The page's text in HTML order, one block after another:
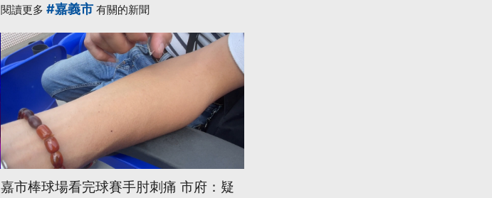
閱讀更多 #嘉義市 有關的新聞
嘉市棒球場看完球賽手肘刺痛 市府：疑